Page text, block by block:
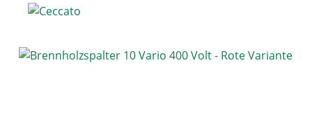
Bildergalerie überspringen